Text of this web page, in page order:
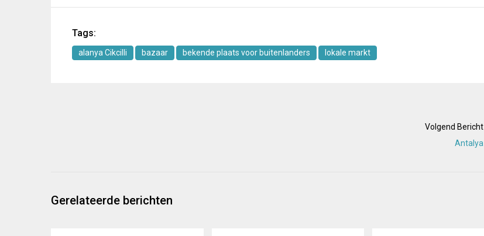
Tags:
alanya Cikcilli bazaar bekende plaats voor buitenlanders lokale markt
Volgend Bericht
Antalya
Gerelateerde berichten